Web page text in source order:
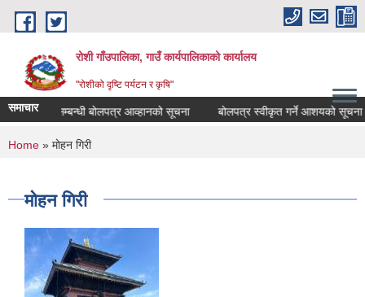
Skip to main content
रोशी गाँउपालिका, गाउँ कार्यपालिकाको कार्यालय
"रोशीको दृष्टि पर्यटन र कृषि"
समाचार
संकलन सम्बन्धी बोलपत्र आव्हानको सूचना बोलपत्र स्वीकृत गर्ने आशयको सूचना ।
You are here
Home » मोहन गिरी
मोहन गिरी